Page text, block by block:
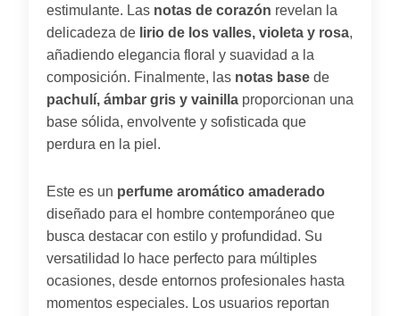
estimulante. Las notas de corazón revelan la
delicadeza de lirio de los valles, violeta y rosa,
añadiendo elegancia floral y suavidad a la
composición. Finalmente, las notas base de
pachulí, ámbar gris y vainilla proporcionan una
base sólida, envolvente y sofisticada que
perdura en la piel.
Este es un perfume aromático amaderado
diseñado para el hombre contemporáneo que
busca destacar con estilo y profundidad. Su
versatilidad lo hace perfecto para múltiples
ocasiones, desde entornos profesionales hasta
momentos especiales. Los usuarios reportan